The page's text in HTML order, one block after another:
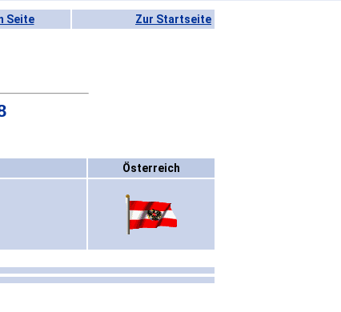
Seite Zur Startseite
Österreich